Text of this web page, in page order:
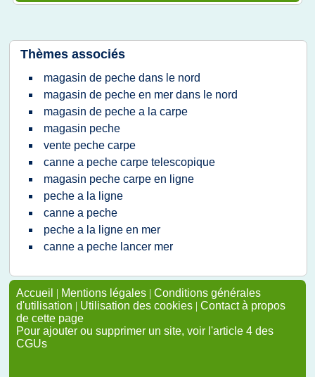
Thèmes associés
magasin de peche dans le nord
magasin de peche en mer dans le nord
magasin de peche a la carpe
magasin peche
vente peche carpe
canne a peche carpe telescopique
magasin peche carpe en ligne
peche a la ligne
canne a peche
peche a la ligne en mer
canne a peche lancer mer
Accueil | Mentions légales | Conditions générales
d'utilisation | Utilisation des cookies | Contact à propos
de cette page
Pour ajouter ou supprimer un site, voir l'article 4 des
CGUs